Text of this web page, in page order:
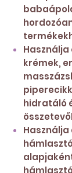
krémek,
hidratáló